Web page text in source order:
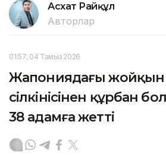
Асхат Райқұл
Авторлар
01:57, 04 Тамыз 2026
Жапониядағы
сілкінісінен құрбан
38 адамға жетті